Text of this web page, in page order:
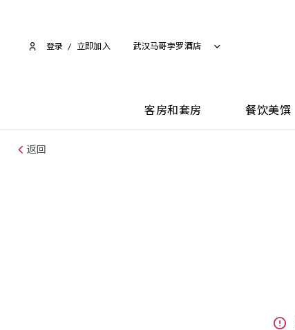
登录 / 立即加入​ 武汉马哥孛罗酒店
客房和套房 餐饮美馔
返回